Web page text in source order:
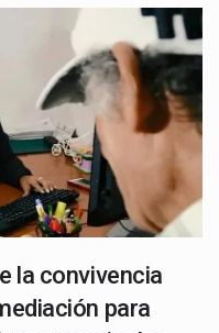
la convivencia
para